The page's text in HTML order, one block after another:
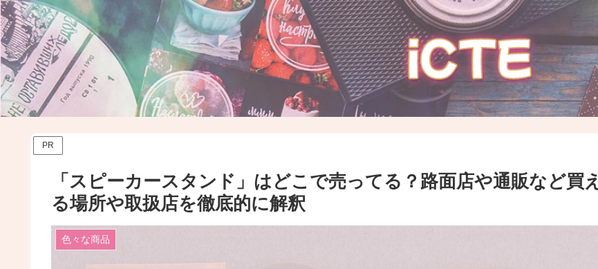
PR
「スピーカースタンド」はどこで売ってる？路面店や通販など買え
る場所や取扱店を徹底的に解釈
色々な商品